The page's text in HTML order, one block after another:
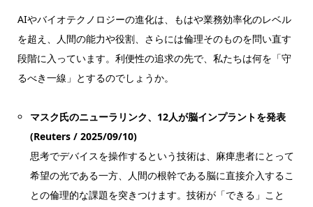
AIやバイオテクノロジーの進化は、もはや業務効率化のレベル
を超え、人間の能力や役割、さらには倫理そのものを問い直す
段階に入っています。利便性の追求の先で、私たちは何を「守
るべき一線」とするのでしょうか。
マスク氏のニューラリンク、12人が脳インプラントを発表
(Reuters / 2025/09/10)
思考でデバイスを操作するという技術は、麻痺患者にとって
希望の光である一方、人間の根幹である脳に直接介入するこ
との倫理的な課題を突きつけます。技術が「できる」こと